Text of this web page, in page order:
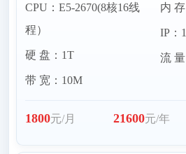
CPU：E5-2670(8核16线
程）
硬 盘：1T
带 宽：10M
内
IP：1
流
1800元/月 21600元/年